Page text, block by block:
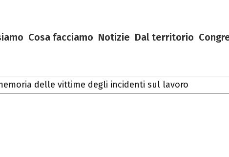
Cosa facciamo Notizie Dal territorio
delle vittime degli incidenti sul lavoro